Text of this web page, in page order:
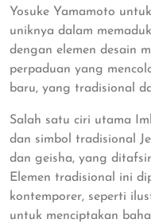
Yosuke Yamamoto
uniknya dalam
dengan elemen desain
perpaduan yang
baru, yang tradisional
Salah satu ciri utama
dan simbol tradisional
dan geisha, yang
Elemen tradisional ini
kontemporer, seperti
untuk menciptakan